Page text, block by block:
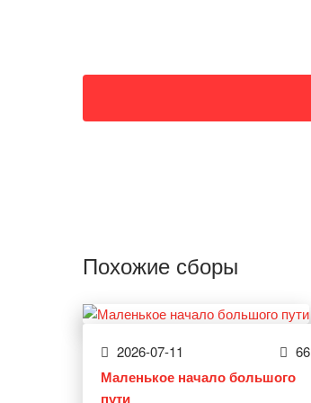
Похожие сборы
2026-07-11 66
Маленькое начало большого
пути